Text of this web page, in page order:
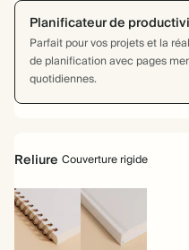
Planificateur de
Parfait pour vos projets et la
de planification avec pages
quotidiennes.
Reliure Couverture rigide